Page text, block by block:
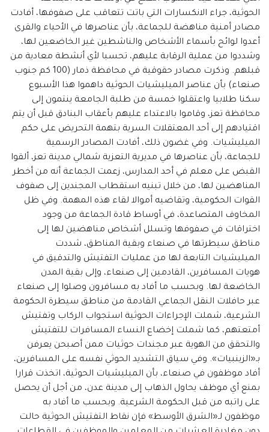
الحوثية، جراء الانكسارات التي باتت تتعاقب على صفوفها، أفادت
مصادر أمنية مناهضة للجماعة، بأن عناصرها في الأحياء والقرى
أعدوا لوائح بأسماء الأشخاص والناشطين غير الخاضعين لها،
وشددوا من عملية الرقابة عليهم، تحسبا لأي أنشطة معادية من
قبلهم. وذكرت مصادر حقوقية في محافظة ذمار (100 كم جنوب
صنعاء) بأن عناصر الميليشيات الحوثية داهموا هذا الأسبوع
سكنا طلابيا واعتقلوا خمسة من طلبة الجامعة ينتمون إلى
محافظة تعز، وقاموا بالاعتداء عليهم بأعقاب البنادق قبل أن يتم
اقتيادهم إلى أحد المعتقلات السرية بتهمة التحريض على حكم
الميليشيات. وفي غضون ذلك، أفادت المصادر الرسمية
للجماعة، بأن عناصرها في مديرية التعزية شمالي مدينة تعز، ألقوا
القبض على معلم في أحد المدارس، زعمت الجماعة أنه من أخطر
المناهضين لها، من خلال تبنيه استقطاب المجندين إلى صفوف
القوات الحكومية، وتقاضيه أموالا لقاء هذه المهمة. وفي ظل
المخاوف المتصاعدة، في أوساط قادة الجماعة من وجود
اختراقات في صفوفها وتسلل أشخاص مناهضين لها إلى
مناطق سيطرتها في صنعاء وبقية المناطق، شددت
الميليشيات التابعة لها من عمليات التفتيش والتدقيق في
هويات المسافرين، القادمين إلى صنعاء، وإلى بقية المدن
الخاضعة لها. وبحسب ما أفاد به مسافرون وصلوا إلى صنعاء
عبر حافلات النقل الجماعي القادمة من مناطق سيطرة الحكومة
الشرعية، شملت الإجراءات الحوثية استجواب الركاب وتفتيش
أمتعتهم، كما شملت إخضاع النساء المسافرات للتفتيش
والتحقق من الهوية عبر مجندات حوثيات ممن أصبحن يعرفن
بـ«الزينبيات». وفي سياق التشديد الحوثي نفسه على المسافرين،
أفاد موظفون في صنعاء، بأن الميليشيات الحوثية، اتخذت قرارا
بمنع أي موظف يحاول الذهاب إلى مدينة عدن، من أجل أن يحصل
على راتبه من قبل الحكومة الشرعية. وبحسب ما أفاد به
موظفون لـ«الشرق الأوسط» فإن نقاط التفتيش الحوثية حالت